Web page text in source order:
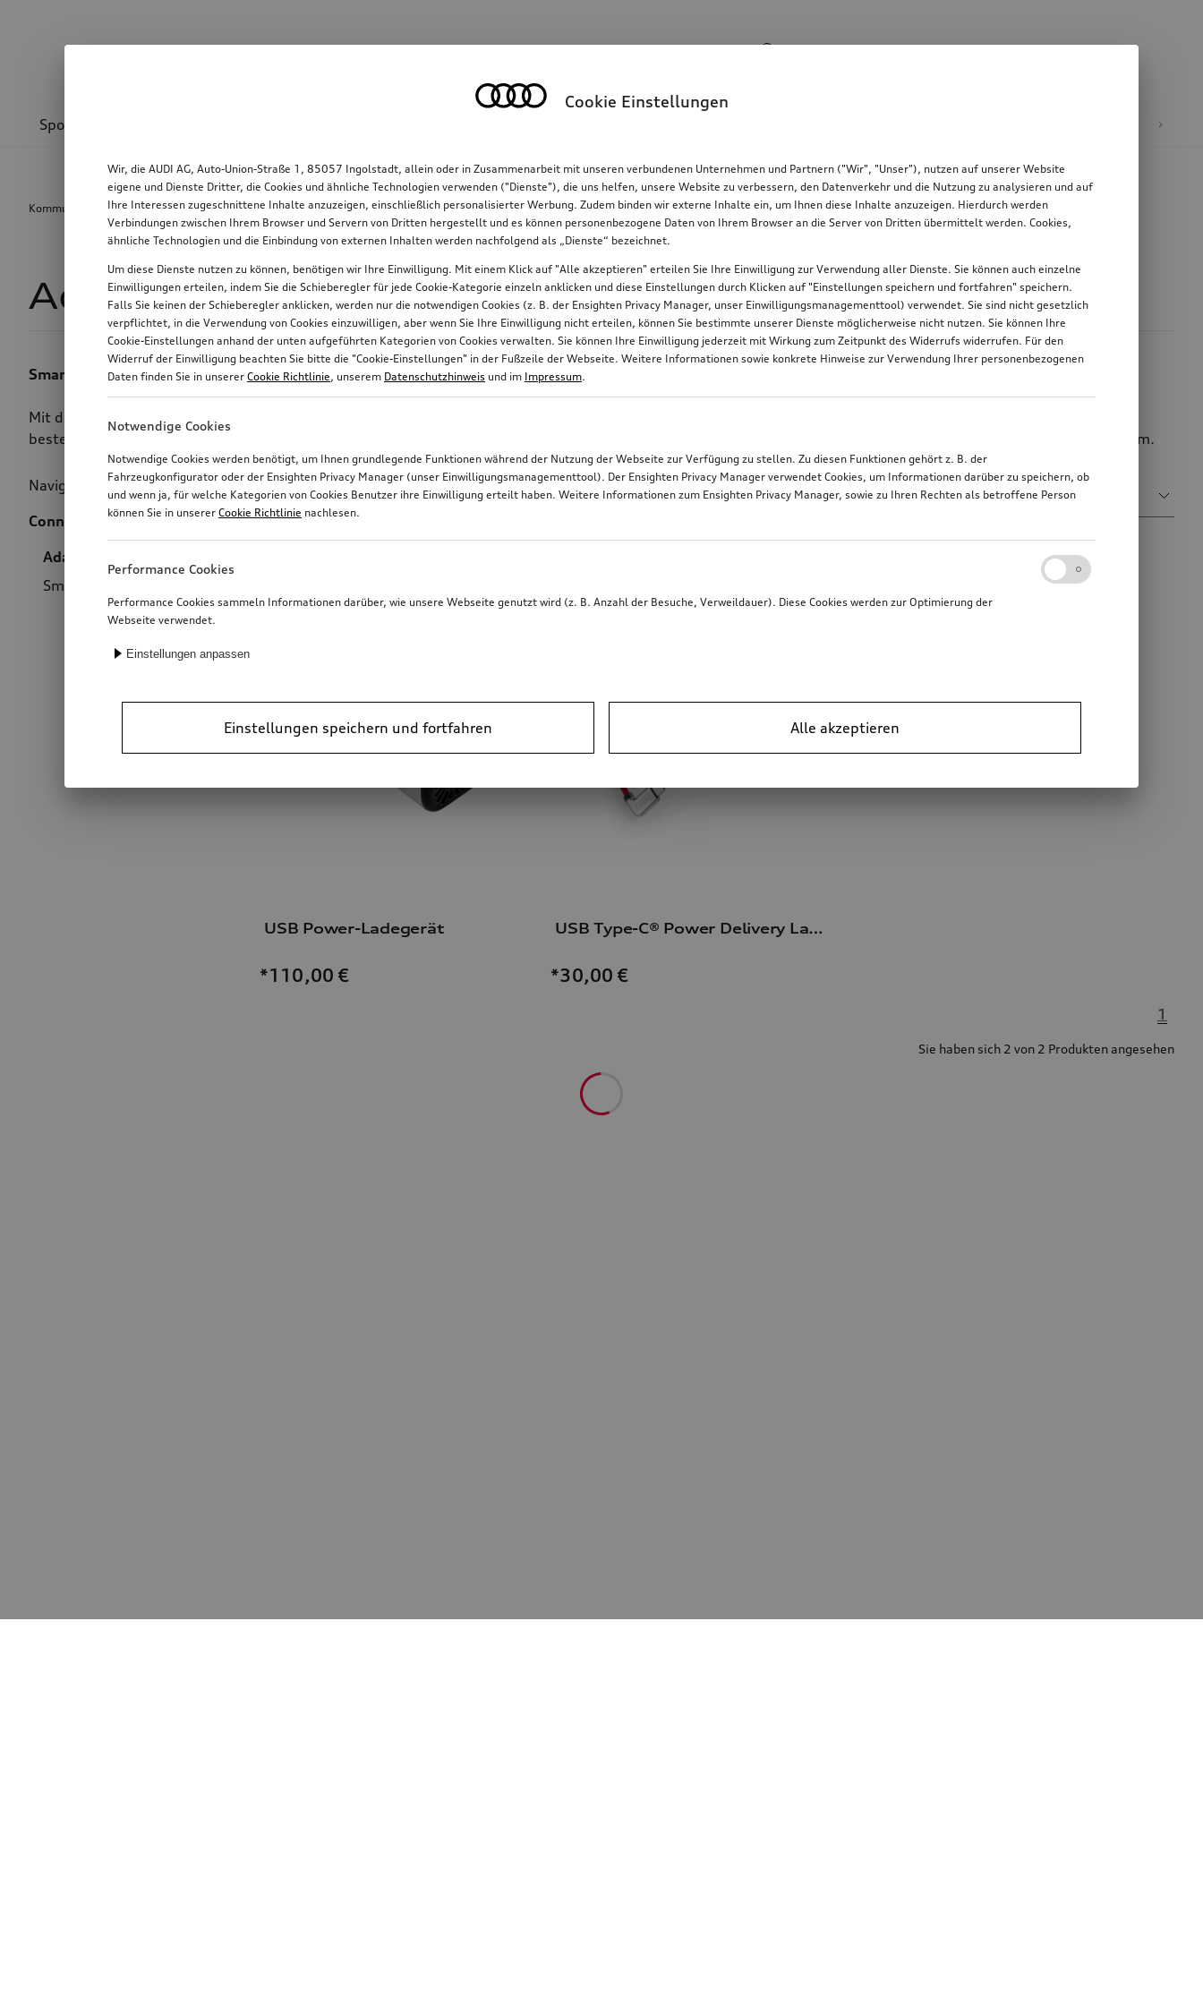
Suchinhalte
Sport & Design
Kommunikation Connectivity Adapterleitungen
Adapterleitungen 2
Smartphone und Musik jederzeit problemlos griffbereit.
Mit den Adapterleitungen aus dem Audi Original Zubehör schließen Sie Ihr Smartphone oder Tablet an das Audi music interface an und werden während der Fahrt
bestens unterhalten. Dank der USB-Ladekabel sowie AUX- oder USB-Adapterleitungen sind Vernetzung und Aufladung verschiedener mobiler Endgeräte kein Problem.
Navigation
(13)
Connectivity(7)
Adapterleitungen
Smartphone interface
Preis
Sortieren nach
Relevanz
USB Power-Ladegerät
*110,00 €
USB Type-C® Power Delivery Ladekabel
*30,00 €
1
Sie haben sich 2 von 2 Produkten angesehen
Cookie Einstellungen
Wir, die AUDI AG, Auto-Union-Straße 1, 85057 Ingolstadt, allein oder in Zusammenarbeit mit unseren verbundenen Unternehmen und Partnern ("Wir", "Unser"), nutzen auf unserer Website
eigene und Dienste Dritter, die Cookies und ähnliche Technologien verwenden ("Dienste"), die uns helfen, unsere Website zu verbessern, den Datenverkehr und die Nutzung zu analysieren und auf
Ihre Interessen zugeschnittene Inhalte anzuzeigen, einschließlich personalisierter Werbung. Zudem binden wir externe Inhalte ein, um Ihnen diese Inhalte anzuzeigen. Hierdurch werden
Verbindungen zwischen Ihrem Browser und Servern von Dritten hergestellt und es können personenbezogene Daten von Ihrem Browser an die Server von Dritten übermittelt werden. Cookies,
ähnliche Technologien und die Einbindung von externen Inhalten werden nachfolgend als „Dienste“ bezeichnet.
Um diese Dienste nutzen zu können, benötigen wir Ihre Einwilligung. Mit einem Klick auf "Alle akzeptieren" erteilen Sie Ihre Einwilligung zur Verwendung aller Dienste. Sie können auch einzelne
Einwilligungen erteilen, indem Sie die Schieberegler für jede Cookie-Kategorie einzeln anklicken und diese Einstellungen durch Klicken auf "Einstellungen speichern und fortfahren" speichern.
Falls Sie keinen der Schieberegler anklicken, werden nur die notwendigen Cookies (z. B. der Ensighten Privacy Manager, unser Einwilligungsmanagementtool) verwendet. Sie sind nicht gesetzlich
verpflichtet, in die Verwendung von Cookies einzuwilligen, aber wenn Sie Ihre Einwilligung nicht erteilen, können Sie bestimmte unserer Dienste möglicherweise nicht nutzen. Sie können Ihre
Cookie-Einstellungen anhand der unten aufgeführten Kategorien von Cookies verwalten. Sie können Ihre Einwilligung jederzeit mit Wirkung zum Zeitpunkt des Widerrufs widerrufen. Für den
Widerruf der Einwilligung beachten Sie bitte die "Cookie-Einstellungen" in der Fußzeile der Webseite. Weitere Informationen sowie konkrete Hinweise zur Verwendung Ihrer personenbezogenen
Daten finden Sie in unserer Cookie Richtlinie, unserem Datenschutzhinweis und im Impressum.
Notwendige Cookies
Notwendige Cookies werden benötigt, um Ihnen grundlegende Funktionen während der Nutzung der Webseite zur Verfügung zu stellen. Zu diesen Funktionen gehört z. B. der
Fahrzeugkonfigurator oder der Ensighten Privacy Manager (unser Einwilligungsmanagementtool). Der Ensighten Privacy Manager verwendet Cookies, um Informationen darüber zu speichern, ob
und wenn ja, für welche Kategorien von Cookies Benutzer ihre Einwilligung erteilt haben. Weitere Informationen zum Ensighten Privacy Manager, sowie zu Ihren Rechten als betroffene Person
können Sie in unserer Cookie Richtlinie nachlesen.
Performance Cookies
Performance Cookies sammeln Informationen darüber, wie unsere Webseite genutzt wird (z. B. Anzahl der Besuche, Verweildauer). Diese Cookies werden zur Optimierung der
Webseite verwendet.
Einstellungen anpassen
Alle akzeptieren
Einstellungen speichern und fortfahren